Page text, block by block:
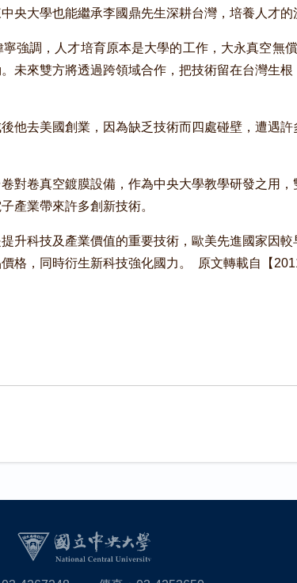
央大學也能繼承李國鼎先生深耕台灣，培養人才的
強調，人才培育原本是大學的工作，大永真空無
未來雙方將透過跨領域合作，把技術留在台灣生
他去美國創業，因為缺乏技術而四處碰壁，遭遇
對卷真空鍍膜設備，作為中央大學教學研發之用
產業帶來許多創新技術。
升科技及產業價值的重要技術，歐美先進國家因
格，同時衍生新科技強化國力。 原文轉載自【